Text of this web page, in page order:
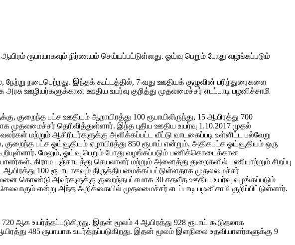
ரூபாயாகவும் நிர்ணயம் செய்யப்பட்டுள்ளது. ஓய்வு பெறும் போது வழங்கப்படும்
நடைபெற்றது. இந்தக் கூட்டத்தில், 7-வது ஊதியக் குழுவின் பரிந்துரைகளை
அரசு ஊழியர்களுக்கான ஊதிய உயர்வு குறித்து முதலமைச்சர் எடப்பாடி பழனிச்சாமி
பட்ச ஊதியம் ஆறாயிரத்து 100 ரூபாயிலிருந்து, 15 ஆயிரத்து 700
முதலமைச்சர் தெரிவித்துள்ளார். இந்த புதிய ஊதிய உயர்வு 1.10.2017 முதல்
மற்றும் ஆசிரியர்களுக்கு அளிக்கப்பட்ட வீட்டு வாடகைப்படி உள்ளிட்ட பல்வேறு
பட்ச ஓய்வூதியம் ஏழாயிரத்து 850 ரூபாய் என்றும், அதிகபட்ச ஓய்வூதியம் ஒரு
மேலும், ஓய்வு பெறும் போது வழங்கப்படும் பணிக்கொடைக்கான
கிராம பஞ்சாயத்து செயலாளர் மற்றும் அனைத்து துறைகளில் பணியாற்றும் சிறப்பு
100 ரூபாயாகவும் திருத்தியமைக்கப்பட்டுள்ளதாக முதலமைச்சர்
கொண்டு அவர்களுக்கு குறைந்தபட்சமாக 30 சதவீத ஊதிய உயர்வு வழங்கப்படும்
என்று அந்த அறிக்கையில் முதலமைச்சர் எடப்பாடி பழனிசாமி குறிப்பிட்டுள்ளார்.
ஆக உயர்த்தப்படுகிறது. இதன் மூலம் 4 ஆயிரத்து 928 ரூபாய் கூடுதலாக
485 ரூபாயாக உயர்த்தப்படுகிறது. இதன் மூலம் இளநிலை உதவியாளர்களுக்கு 9